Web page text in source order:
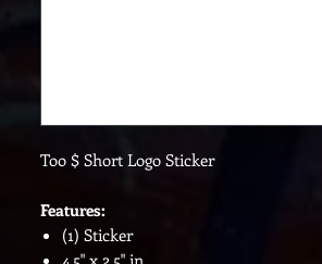
Too $ Short Logo Sticker
Features:
(1) Sticker
4.5" x 2.5" in